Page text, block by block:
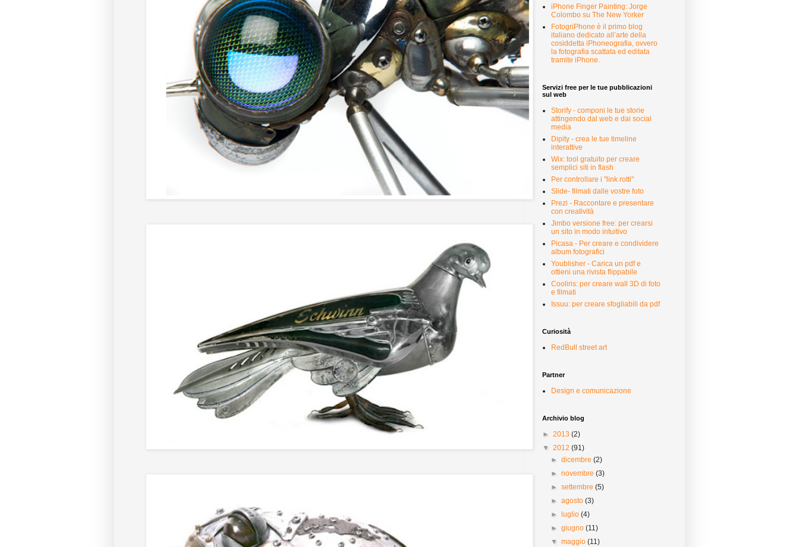
iPhone Finger Painting: Jorge
Colombo su The New Yorker
FotogriPhone è il primo blog
italiano dedicato all’arte della
cosiddetta iPhoneografia, ovvero
la fotografia scattata ed editata
tramite iPhone.
Servizi free per le tue pubblicazioni
sul web
Storify - componi le tue storie
attingendo dal web e dai social
media
Dipity - crea le tue timeline
interattive
Wix: tool gratuito per creare
semplici siti in flash
Per controllare i "link rotti"
Slide- filmati dalle vostre foto
Prezi - Raccontare e presentare
con creatività
Jimbo versione free: per crearsi
un sito in modo intuitivo
Picasa - Per creare e condividere
album fotografici
Youblisher - Carica un pdf e
ottieni una rivista flippabile
Cooliris: per creare wall 3D di foto
e filmati
Issuu: per creare sfogliabili da pdf
Curiosità
RedBull street art
Partner
Design e comunicazione
Archivio blog
► 2013 (2)
▼ 2012 (91)
►dicembre(2)
►novembre(3)
►settembre(5)
►agosto(3)
►
luglio(4)
►giugno(11)
▼maggio(11)